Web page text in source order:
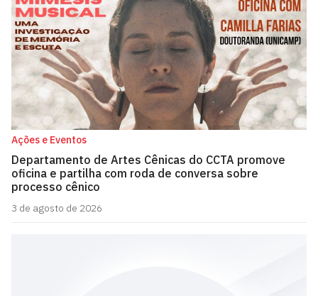
Ações e Eventos
Departamento de Artes Cênicas do CCTA promove
oficina e partilha com roda de conversa sobre
processo cênico
3 de agosto de 2026